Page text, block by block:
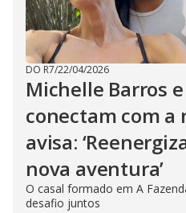
DO R7/22/04/2026
Michelle Barros
conectam com a
avisa:
nova aventura’
O casal formado em A
desafio juntos